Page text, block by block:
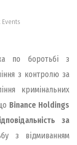
Events
по боротьбі з
з контролю за
кримінальних
Binance Holdings
за
з відмиванням